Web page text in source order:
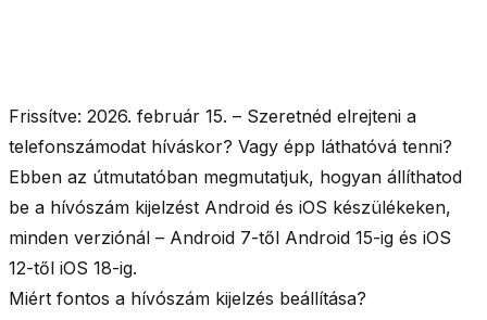
Frissítve: 2026. február 15. – Szeretnéd elrejteni a
telefonszámodat híváskor? Vagy épp láthatóvá tenni?
Ebben az útmutatóban megmutatjuk, hogyan állíthatod
be a hívószám kijelzést Android és iOS készülékeken,
minden verziónál – Android 7-től Android 15-ig és iOS
12-től iOS 18-ig.
Miért fontos a hívószám kijelzés beállítása?